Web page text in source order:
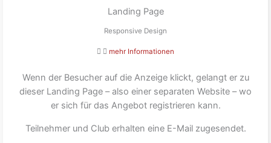
Landing Page
Responsive Design
mehr Informationen
Wenn der Besucher auf die Anzeige klickt, gelangt er zu
dieser Landing Page – also einer separaten Website – wo
er sich für das Angebot registrieren kann.
Teilnehmer und Club erhalten eine E-Mail zugesendet.